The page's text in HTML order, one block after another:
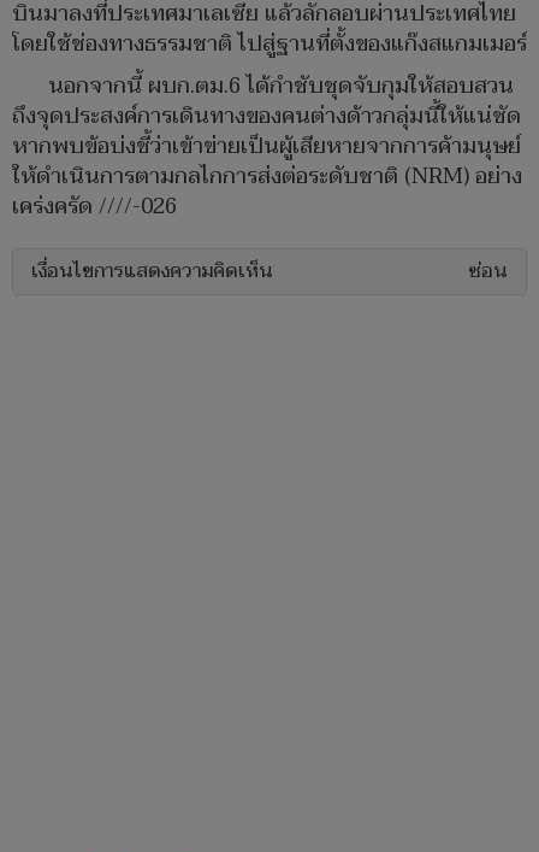
บินมาลงที่ประเทศมาเลเซีย แล้วลักลอบผ่านประเทศไทย
โดยใช้ช่องทางธรรมชาติ ไปสู่ฐานที่ตั้งของแก๊งสแกมเมอร์
นอกจากนี้ ผบก.ตม.6 ได้กำชับชุดจับกุมให้สอบสวน
ถึงจุดประสงค์การเดินทางของคนต่างด้าวกลุ่มนี้ให้แน่ชัด
หากพบข้อบ่งชี้ว่าเข้าข่ายเป็นผู้เสียหายจากการค้ามนุษย์
ให้ดำเนินการตามกลไกการส่งต่อระดับชาติ (NRM) อย่าง
เคร่งครัด ////-026
เงื่อนไขการแสดงความคิดเห็น ซ่อน